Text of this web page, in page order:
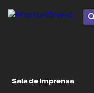
Sala de Imprensa